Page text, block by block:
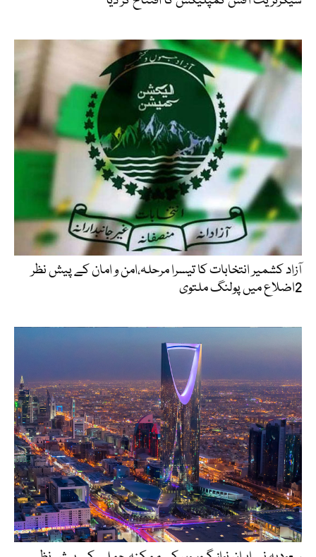
آزاد کشمیر انتخابات کا تیسرا مرحلہ،امن و امان کے پیش نظر
2اضلاع میں پولنگ ملتوی